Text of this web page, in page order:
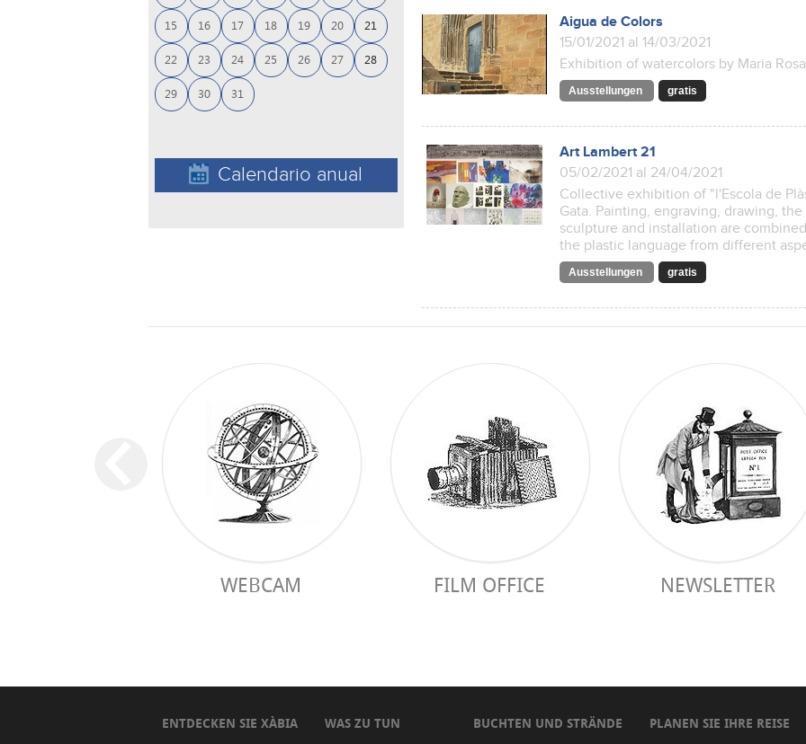
15 16 17 18 19 20 21
22 23 24 25 26 27 28
29 30 31
Calendario anual
Aigua de Colors
15/01/2021 al 14/03/2021
Exhibition of watercolors by Maria
Ausstellungen gratis
Art Lambert 21
05/02/2021 al 24/04/2021
Collective exhibition of "l'Escola de
Gata. Painting, engraving, drawing,
sculpture and installation are
the plastic language from different
Ausstellungen gratis
WEBCAM FILM OFFICE NEWSLETTER
ENTDECKEN SIE XÀBIA
WAS ZU TUN
BUCHTEN UND STRÄNDE
PLANEN SIE IHRE REISE